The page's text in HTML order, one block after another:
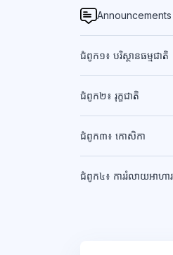
Announcements
ជំពូក១៖ បរិស្ថានធម្មជាតិ
ជំពូក២៖ រុក្ខជាតិ
ជំពូក៣៖ កោសិកា
ជំពូក៤៖ ការរំលាយអាហារ